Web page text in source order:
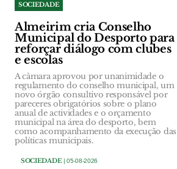
SOCIEDADE
Almeirim cria Conselho
Municipal do Desporto para
reforçar diálogo com clubes
e escolas
A câmara aprovou por unanimidade o
regulamento do conselho municipal, um
novo órgão consultivo responsável por
pareceres obrigatórios sobre o plano
anual de actividades e o orçamento
municipal na área do desporto, bem
como acompanhamento da execução das
políticas municipais.
SOCIEDADE| 05-08-2026